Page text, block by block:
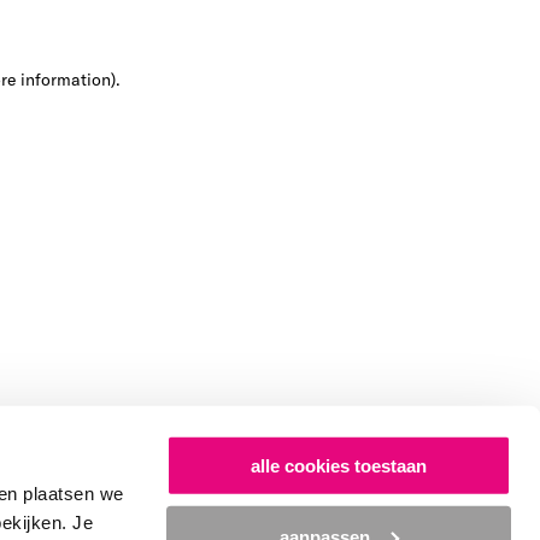
plaatsen we
Je
alle cookies toestaan
information).